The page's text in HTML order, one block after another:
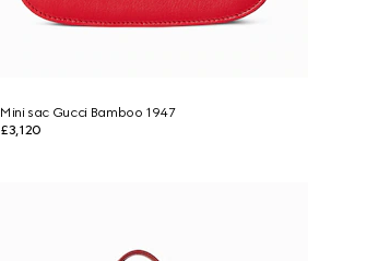
Mini sac Gucci Bamboo 1947
£3,120